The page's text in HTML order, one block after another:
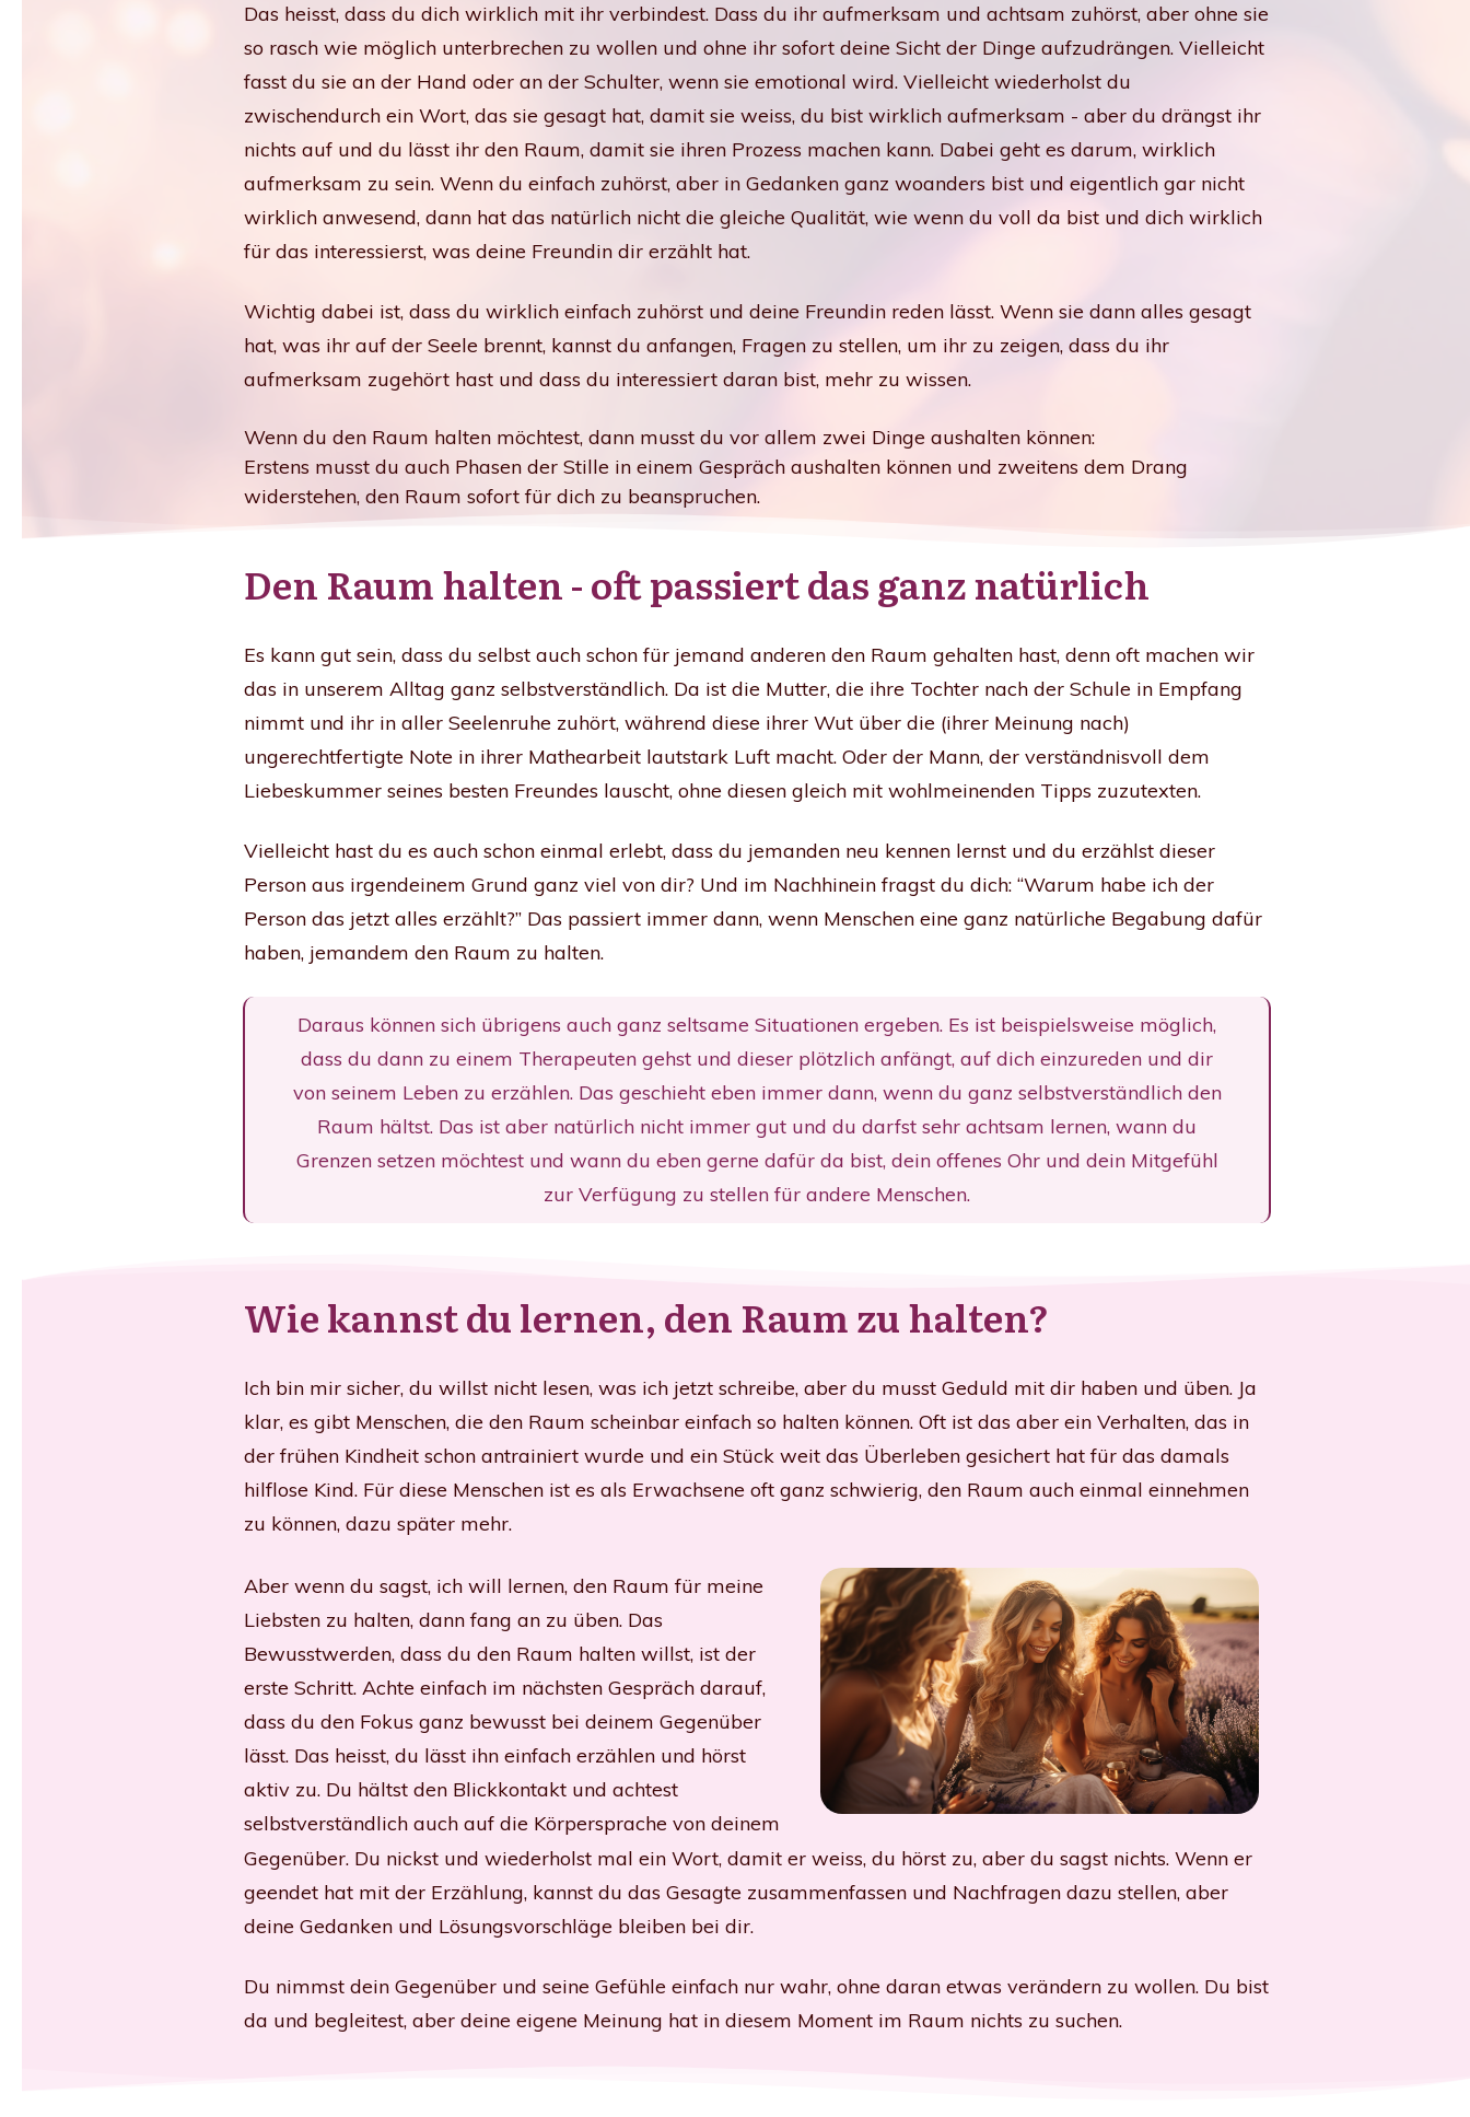
Das heisst, dass du dich wirklich mit ihr verbindest. Dass du ihr aufmerksam und achtsam zuhörst, aber ohne sie
so rasch wie möglich unterbrechen zu wollen und ohne ihr sofort deine Sicht der Dinge aufzudrängen. Vielleicht
fasst du sie an der Hand oder an der Schulter, wenn sie emotional wird. Vielleicht wiederholst du
zwischendurch ein Wort, das sie gesagt hat, damit sie weiss, du bist wirklich aufmerksam - aber du drängst ihr
nichts auf und du lässt ihr den Raum, damit sie ihren Prozess machen kann. Dabei geht es darum, wirklich
aufmerksam zu sein. Wenn du einfach zuhörst, aber in Gedanken ganz woanders bist und eigentlich gar nicht
wirklich anwesend, dann hat das natürlich nicht die gleiche Qualität, wie wenn du voll da bist und dich wirklich
für das interessierst, was deine Freundin dir erzählt hat.
Wichtig dabei ist, dass du wirklich einfach zuhörst und deine Freundin reden lässt. Wenn sie dann alles gesagt
hat, was ihr auf der Seele brennt, kannst du anfangen, Fragen zu stellen, um ihr zu zeigen, dass du ihr
aufmerksam zugehört hast und dass du interessiert daran bist, mehr zu wissen.
Wenn du den Raum halten möchtest, dann musst du vor allem zwei Dinge aushalten können:
Erstens musst du auch Phasen der Stille in einem Gespräch aushalten können und zweitens dem Drang
widerstehen, den Raum sofort für dich zu beanspruchen.
Den Raum halten - oft passiert das ganz natürlich
Es kann gut sein, dass du selbst auch schon für jemand anderen den Raum gehalten hast, denn oft machen wir
das in unserem Alltag ganz selbstverständlich. Da ist die Mutter, die ihre Tochter nach der Schule in Empfang
nimmt und ihr in aller Seelenruhe zuhört, während diese ihrer Wut über die (ihrer Meinung nach)
ungerechtfertigte Note in ihrer Mathearbeit lautstark Luft macht. Oder der Mann, der verständnisvoll dem
Liebeskummer seines besten Freundes lauscht, ohne diesen gleich mit wohlmeinenden Tipps zuzutexten.
Vielleicht hast du es auch schon einmal erlebt, dass du jemanden neu kennen lernst und du erzählst dieser
Person aus irgendeinem Grund ganz viel von dir? Und im Nachhinein fragst du dich: “Warum habe ich der
Person das jetzt alles erzählt?” Das passiert immer dann, wenn Menschen eine ganz natürliche Begabung dafür
haben, jemandem den Raum zu halten.
Daraus können sich übrigens auch ganz seltsame Situationen ergeben. Es ist beispielsweise möglich,
dass du dann zu einem Therapeuten gehst und dieser plötzlich anfängt, auf dich einzureden und dir
von seinem Leben zu erzählen. Das geschieht eben immer dann, wenn du ganz selbstverständlich den
Raum hältst. Das ist aber natürlich nicht immer gut und du darfst sehr achtsam lernen, wann du
Grenzen setzen möchtest und wann du eben gerne dafür da bist, dein offenes Ohr und dein Mitgefühl
zur Verfügung zu stellen für andere Menschen.
Wie kannst du lernen, den Raum zu halten?
Ich bin mir sicher, du willst nicht lesen, was ich jetzt schreibe, aber du musst Geduld mit dir haben und üben. Ja
klar, es gibt Menschen, die den Raum scheinbar einfach so halten können. Oft ist das aber ein Verhalten, das in
der frühen Kindheit schon antrainiert wurde und ein Stück weit das Überleben gesichert hat für das damals
hilflose Kind. Für diese Menschen ist es als Erwachsene oft ganz schwierig, den Raum auch einmal einnehmen
zu können, dazu später mehr.
Aber wenn du sagst, ich will lernen, den Raum für meine
Liebsten zu halten, dann fang an zu üben. Das
Bewusstwerden, dass du den Raum halten willst, ist der
erste Schritt. Achte einfach im nächsten Gespräch darauf,
dass du den Fokus ganz bewusst bei deinem Gegenüber
lässt. Das heisst, du lässt ihn einfach erzählen und hörst
aktiv zu. Du hältst den Blickkontakt und achtest
selbstverständlich auch auf die Körpersprache von deinem
Gegenüber. Du nickst und wiederholst mal ein Wort, damit er weiss, du hörst zu, aber du sagst nichts. Wenn er
geendet hat mit der Erzählung, kannst du das Gesagte zusammenfassen und Nachfragen dazu stellen, aber
deine Gedanken und Lösungsvorschläge bleiben bei dir.
Du nimmst dein Gegenüber und seine Gefühle einfach nur wahr, ohne daran etwas verändern zu wollen. Du bist
da und begleitest, aber deine eigene Meinung hat in diesem Moment im Raum nichts zu suchen.